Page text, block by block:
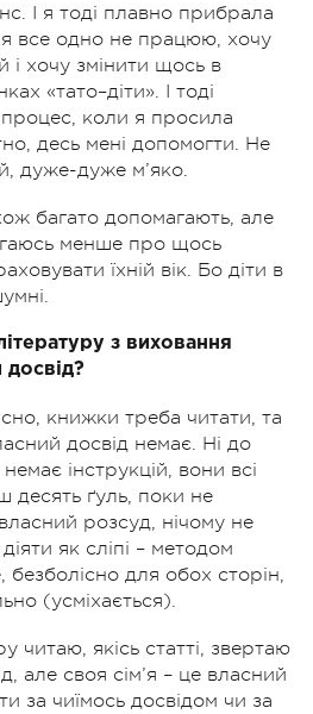
І я тоді плавно прибрала
все одно не працюю, хочу
і хочу змінити щось в
«тато–діти». І тоді
коли я просила
десь мені допомогти. Не
дуже-дуже м’яко.
багато допомагають, але
менше про щось
їхній вік. Бо діти в
з виховання
досвід?
книжки треба читати, та
досвід немає. Ні до
немає інструкцій, вони всі
десять ґуль, поки не
розсуд, нічому не
як сліпі – методом
для обох сторін,
(усміхається).
читаю, якісь статті, звертаю
але своя сім’я – це власний
за чиїмось досвідом чи за